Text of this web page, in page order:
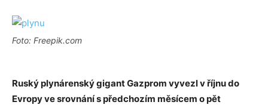
Foto: Freepik.com
Ruský plynárenský gigant Gazprom vyvezl v říjnu do
Evropy ve srovnání s předchozím měsícem o pět